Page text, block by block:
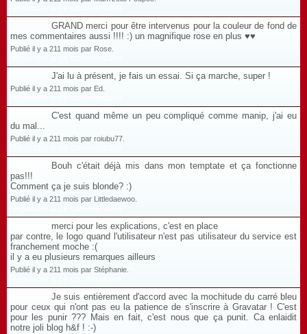
GRAND merci pour être intervenus pour la couleur de fond de
mes commentaires aussi !!!! :) un magnifique rose en plus ♥♥
Publié il y a 211 mois par Rose.
J'ai lu à présent, je fais un essai. Si ça marche, super !
Publié il y a 211 mois par Ed.
C'est quand même un peu compliqué comme manip, j'ai eu
du mal...
Publié il y a 211 mois par roiubu77.
Bouh c'était déjà mis dans mon temptate et ça fonctionne
pas!!!
Comment ça je suis blonde? :)
Publié il y a 211 mois par Littledaewoo.
merci pour les explications, c'est en place
par contre, le logo quand l'utilisateur n'est pas utilisateur du service est
franchement moche :(
il y a eu plusieurs remarques ailleurs
Publié il y a 211 mois par Stéphanie.
Je suis entièrement d'accord avec la mochitude du carré bleu
pour ceux qui n'ont pas eu la patience de s'inscrire à Gravatar ! C'est
pour les punir ??? Mais en fait, c'est nous que ça punit. Ca enlaidit
notre joli blog h&f ! :-)